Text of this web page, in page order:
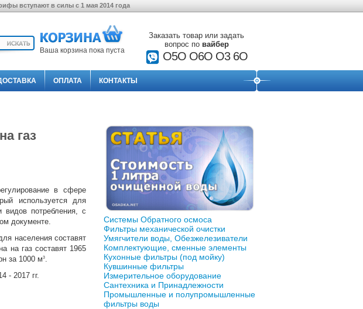
вступают в силы с 1 мая 2014 года
Ваша корзина пока пуста
Заказать товар или задать
вопрос по вайбер
О5О O6O O3 6O
ОПЛАТА КОНТАКТЫ
газ
в сфере
используется для
видов потребления, с
документе.
населения составят
на газ составят 1965
за 1000 м3.
- 2017 гг.
Системы Обратного осмоса
Фильтры механической очистки
Умягчители воды, Обезжелезиватели
Комплектующие, сменные элементы
Кухонные фильтры (под мойку)
Кувшинные фильтры
Измерительное оборудование
Сантехника и Принадлежности
Промышленные и полупромышленные
фильтры воды